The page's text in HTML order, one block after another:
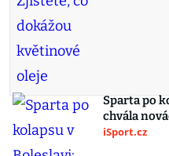
Sparta po
chvála
iSport.cz